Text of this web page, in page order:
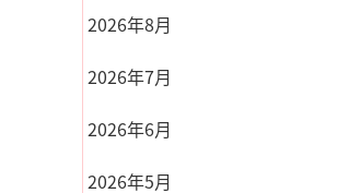
2026年8月
2026年7月
2026年6月
2026年5月